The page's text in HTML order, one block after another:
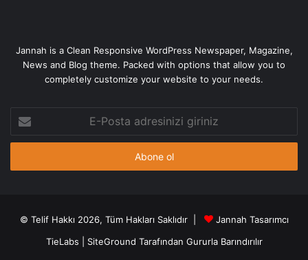
Jannah is a Clean Responsive WordPress Newspaper, Magazine,
News and Blog theme. Packed with options that allow you to
completely customize your website to your needs.
E-
Posta
adresinizi
© Telif Hakkı 2026, Tüm Hakları Saklıdır |
Jannah Tasarımcı
TieLabs
SiteGround Tarafından Gururla Barındırılır